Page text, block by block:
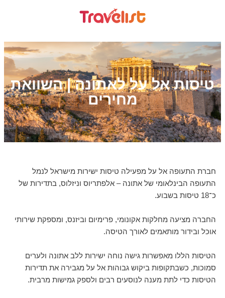
טיסות אל על לאתונה | השוואת
מחירים
חברת התעופה אל על מפעילה טיסות ישירות מישראל לנמל
התעופה הבינלאומי של אתונה – אלפתריוס וניזלוס, בתדירות של
כ־18 טיסות בשבוע.
החברה מציעה מחלקות אקונומי, פרימיום וביזנס, ומספקת שירותי
אוכל ובידור מותאמים לאורך הטיסה.
הטיסות הללו מאפשרות גישה נוחה ישירות ללב אתונה ולערים
סמוכות, כשבתקופות ביקוש גבוהות אל על מגבירה את תדירות
הטיסות כדי לתת מענה לנוסעים רבים ולספק גמישות מרבית.